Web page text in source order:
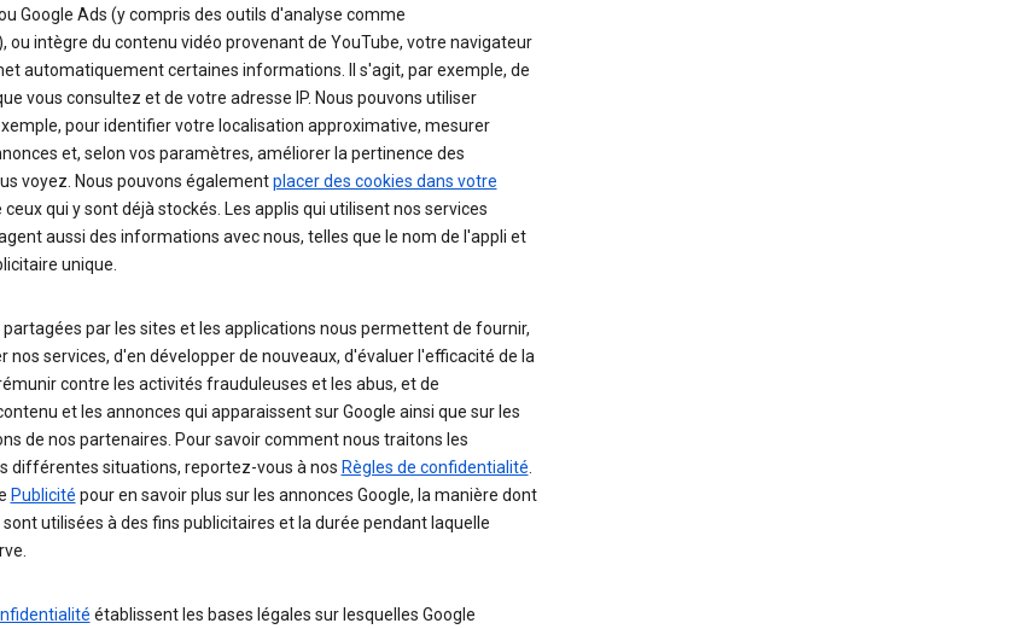
Google Ads (y compris des outils d'analyse comme
ou intègre du contenu vidéo provenant de YouTube, votre navigateur
automatiquement certaines informations. Il s'agit, par exemple, de
vous consultez et de votre adresse IP. Nous pouvons utiliser
pour identifier votre localisation approximative, mesurer
et, selon vos paramètres, améliorer la pertinence des
voyez. Nous pouvons égalementplacer des cookies dans votre
qui y sont déjà stockés. Les applis qui utilisent nos services
aussi des informations avec nous, telles que le nom de l'appli et
unique.
par les sites et les applications nous permettent de fournir,
nos services, d'en développer de nouveaux, d'évaluer l'efficacité de la
contre les activités frauduleuses et les abus, et de
et les annonces qui apparaissent sur Google ainsi que sur les
de nos partenaires. Pour savoir comment nous traitons les
différentes situations, reportez-vous à nos Règles de confidentialité.
Publicité pour en savoir plus sur les annonces Google, la manière dont
utilisées à des fins publicitaires et la durée pendant laquelle
établissent les bases légales sur lesquelles Google